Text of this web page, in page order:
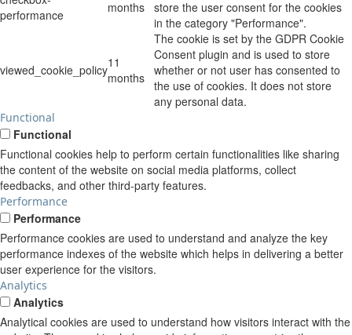
performance
months store the user consent for the cookies
in the category "Performance".
viewed_cookie_policy11
months
The cookie is set by the GDPR Cookie
Consent plugin and is used to store
whether or not user has consented to
the use of cookies. It does not store
any personal data.
Functional
Functional
Functional cookies help to perform certain functionalities like sharing
the content of the website on social media platforms, collect
feedbacks, and other third-party features.
Performance
Performance
Performance cookies are used to understand and analyze the key
performance indexes of the website which helps in delivering a better
user experience for the visitors.
Analytics
Analytics
Analytical cookies are used to understand how visitors interact with the